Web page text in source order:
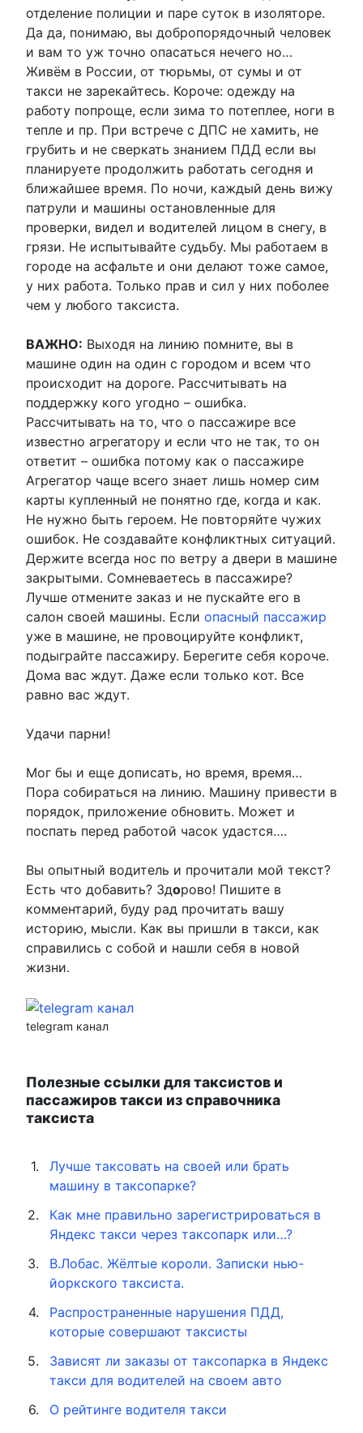
отделение полиции и паре суток в изоляторе.
Да да, понимаю, вы добропорядочный человек
и вам то уж точно опасаться нечего но…
Живём в России, от тюрьмы, от сумы и от
такси не зарекайтесь. Короче: одежду на
работу попроще, если зима то потеплее, ноги в
тепле и пр. При встрече с ДПС не хамить, не
грубить и не сверкать знанием ПДД если вы
планируете продолжить работать сегодня и
ближайшее время. По ночи, каждый день вижу
патрули и машины остановленные для
проверки, видел и водителей лицом в снегу, в
грязи. Не испытывайте судьбу. Мы работаем в
городе на асфальте и они делают тоже самое,
у них работа. Только прав и сил у них поболее
чем у любого таксиста.
ВАЖНО: Выходя на линию помните, вы в
машине один на один с городом и всем что
происходит на дороге. Рассчитывать на
поддержку кого угодно – ошибка.
Рассчитывать на то, что о пассажире все
известно агрегатору и если что не так, то он
ответит – ошибка потому как о пассажире
Агрегатор чаще всего знает лишь номер сим
карты купленный не понятно где, когда и как.
Не нужно быть героем. Не повторяйте чужих
ошибок. Не создавайте конфликтных ситуаций.
Держите всегда нос по ветру а двери в машине
закрытыми. Сомневаетесь в пассажире?
Лучше отмените заказ и не пускайте его в
салон своей машины. Если опасный пассажир
уже в машине, не провоцируйте конфликт,
подыграйте пассажиру. Берегите себя короче.
Дома вас ждут. Даже если только кот. Все
равно вас ждут.
Удачи парни!
Мог бы и еще дописать, но время, время…
Пора собираться на линию. Машину привести в
порядок, приложение обновить. Может и
поспать перед работой часок удастся….
Вы опытный водитель и прочитали мой текст?
Есть что добавить? Здорово! Пишите в
комментарий, буду рад прочитать вашу
историю, мысли. Как вы пришли в такси, как
справились с собой и нашли себя в новой
жизни.
telegram канал
Полезные ссылки для таксистов и
пассажиров такси из справочника
таксиста
Лучше таксовать на своей или брать
машину в таксопарке?
Как мне правильно зарегистрироваться в
Яндекс такси через таксопарк или…?
В.Лобас. Жёлтые короли. Записки нью-
йоркского таксиста.
Распространенные нарушения ПДД,
которые совершают таксисты
Зависят ли заказы от таксопарка в Яндекс
такси для водителей на своем авто
О рейтинге водителя такси